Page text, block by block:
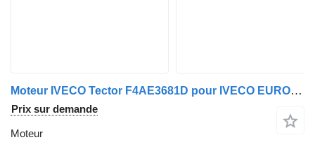
Moteur IVECO Tector F4AE3681D pour IVECO EUROCARGO
Prix sur demande
Moteur